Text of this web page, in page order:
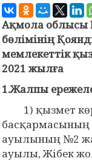
Ақмола облысы
бөлімінің
мемлекеттік
2021 жылға
1.Жалпы
1) қызмет
басқармасының
ауылының №2
ауылы, Жібек